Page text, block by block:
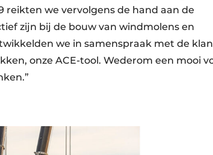
reikten we vervolgens de hand aan de
zijn bij de bouw van windmolens en
we in samenspraak met de
onze ACE-tool. Wederom een mooi